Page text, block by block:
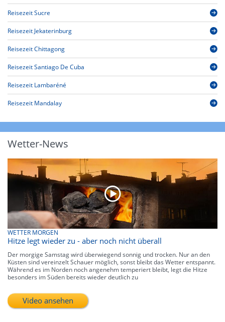
Reisezeit Sucre
Reisezeit Jekaterinburg
Reisezeit Chittagong
Reisezeit Santiago De Cuba
Reisezeit Lambaréné
Reisezeit Mandalay
Wetter-News
WETTER MORGEN
Hitze legt wieder zu - aber noch nicht überall
Der morgige Samstag wird überwiegend sonnig und trocken. Nur an den
Küsten sind vereinzelt Schauer möglich, sonst bleibt das Wetter entspannt.
Während es im Norden noch angenehm temperiert bleibt, legt die Hitze
besonders im Süden bereits wieder deutlich zu
Video ansehen